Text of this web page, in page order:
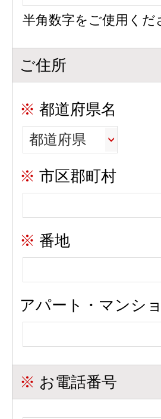
半角数字をご使用くだ
ご住所
※ 都道府県名
※ 市区郡町村
※ 番地
アパート・ マンシ
※ お電話番号